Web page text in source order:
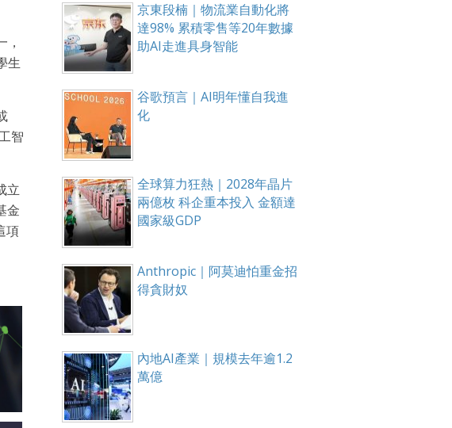
，
生
智
立
金
項
京東段楠｜物流業自動化將
達98% 累積零售等20年數據
助AI走進具身智能
谷歌預言｜AI明年懂自我進
化
全球算力狂熱｜2028年晶片
兩億枚 科企重本投入 金額達
國家級GDP
Anthropic｜阿莫迪怕重金招
得貪財奴
內地AI產業｜規模去年逾1.2
萬億